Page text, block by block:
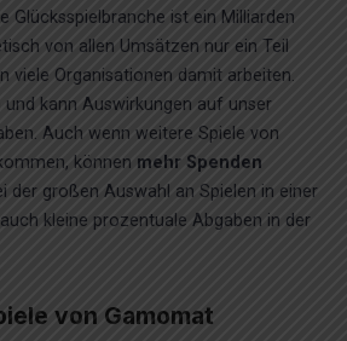
Glücksspielbranche ist ein Milliarden
von allen Umsätzen nur ein Teil
viele Organisationen damit arbeiten.
kann Auswirkungen auf unser
Auch wenn weitere Spiele von
können mehr Spenden
der großen Auswahl an Spielen in einer
kleine prozentuale Abgaben in der
von Gamomat